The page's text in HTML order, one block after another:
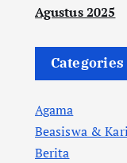
Agustus 2025
Categories
Agama
Beasiswa &
Berita